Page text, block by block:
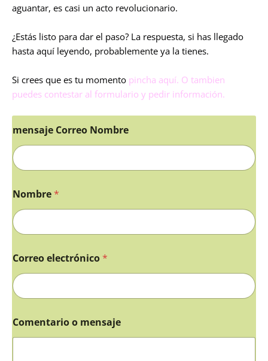
aguantar, es casi un acto revolucionario.
¿Estás listo para dar el paso? La respuesta, si has llegado
hasta aquí leyendo, probablemente ya la tienes.
Si crees que es tu momento pincha aquí. O tambien
puedes contestar al formulario y pedir información.
mensaje Correo Nombre
Nombre *
Correo electrónico *
Comentario o mensaje